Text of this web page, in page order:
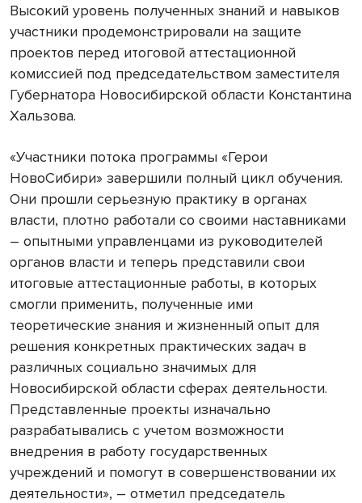
Высокий уровень полученных знаний и навыков
участники продемонстрировали на защите
проектов перед итоговой аттестационной
комиссией под председательством заместителя
Губернатора Новосибирской области Константина
Хальзова.
«Участники потока программы «Герои
НовоСибири» завершили полный цикл обучения.
Они прошли серьезную практику в органах
власти, плотно работали со своими наставниками
– опытными управленцами из руководителей
органов власти и теперь представили свои
итоговые аттестационные работы, в которых
смогли применить, полученные ими
теоретические знания и жизненный опыт для
решения конкретных практических задач в
различных социально значимых для
Новосибирской области сферах деятельности.
Представленные проекты изначально
разрабатывались с учетом возможности
внедрения в работу государственных
учреждений и помогут в совершенствовании их
деятельности», – отметил председатель